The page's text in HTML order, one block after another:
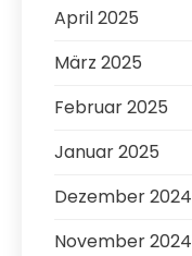
April 2025
März 2025
Februar 2025
Januar 2025
Dezember 2024
November 2024